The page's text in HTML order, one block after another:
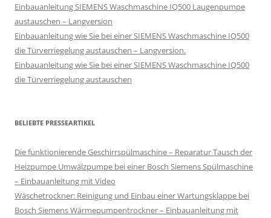
Einbauanleitung SIEMENS Waschmaschine IQ500 Laugenpumpe
austauschen – Langversion
Einbauanleitung wie Sie bei einer SIEMENS Waschmaschine IQ500
die Türverriegelung austauschen – Langversion.
Einbauanleitung wie Sie bei einer SIEMENS Waschmaschine IQ500
die Türverriegelung austauschen
BELIEBTE PRESSEARTIKEL
Die funktionierende Geschirrspülmaschine – Reparatur Tausch der
Heizpumpe Umwälzpumpe bei einer Bosch Siemens Spülmaschine
– Einbauanleitung mit Video
Wäschetrockner: Reinigung und Einbau einer Wartungsklappe bei
Bosch Siemens Wärmepumpentrockner – Einbauanleitung mit